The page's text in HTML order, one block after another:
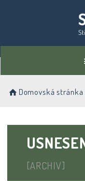
Domovská stránka
[ARCHIV]